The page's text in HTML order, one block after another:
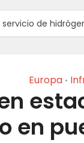
de
Europa •
en